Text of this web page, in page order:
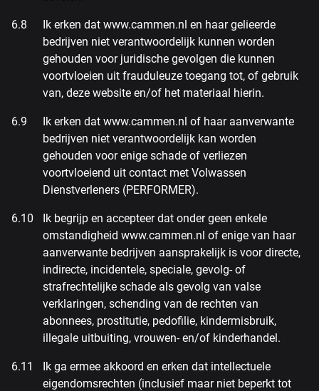
Ik erken dat www.cammen.nl en haar gelieerde
bedrijven niet verantwoordelijk kunnen worden
gehouden voor juridische gevolgen die kunnen
voortvloeien uit frauduleuze toegang tot, of gebruik
van, deze website en/of het materiaal hierin.
Ik erken dat www.cammen.nl of haar aanverwante
bedrijven niet verantwoordelijk kan worden
gehouden voor enige schade of verliezen
voortvloeiend uit contact met Volwassen
Dienstverleners (PERFORMER).
Ik begrijp en accepteer dat onder geen enkele
omstandigheid www.cammen.nl of enige van haar
aanverwante bedrijven aansprakelijk is voor directe,
indirecte, incidentele, speciale, gevolg- of
strafrechtelijke schade als gevolg van valse
verklaringen, schending van de rechten van
abonnees, prostitutie, pedofilie, kindermisbruik,
illegale uitbuiting, vrouwen- en/of kinderhandel.
Ik ga ermee akkoord en erken dat intellectuele
eigendomsrechten (inclusief maar niet beperkt tot